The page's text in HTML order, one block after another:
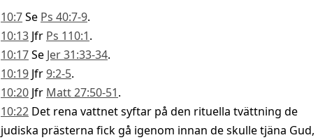
10:7Se Ps 40:7-9.
10:13 Jfr Ps 110:1.
10:17Se Jer 31:33-34.
10:19 Jfr9:2-5.
10:20 Jfr Matt 27:50-51.
10:22 Det rena vattnet syftar på den rituella tvättning de
judiska prästerna fick gå igenom innan de skulle tjäna Gud,